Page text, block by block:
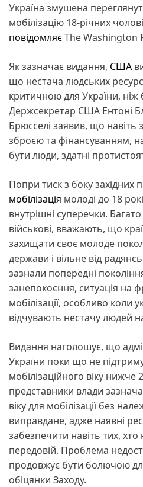
Україна змушена
мобілізацію 18-річних
повідомляєThe Washington
Як зазначає видання, США
що нестача людських
критичною для України, ніж
Держсекретар США Ентоні
Брюсселі заявив, що навіть
зброєю та фінансуванням,
бути люди, здатні
Попри тиск з боку західних
мобілізація молоді до 18
внутрішні суперечки.
військові, вважають, що
захищати своє молоде
держави і вільне від
зазнали попередні
занепокоєння, ситуація на
мобілізації, особливо коли
відчувають нестачу людей
Видання наголошує, що
України поки що не
мобілізаційного віку нижче
представники влади
віку для мобілізації без
виправдане, адже наявні
забезпечити навіть тих, хто
передовій. Проблема
продовжує бути болючою
обіцянки Заходу.